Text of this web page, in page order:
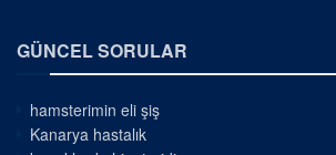
GÜNCEL SORULAR
hamsterimin eli şiş
Kanarya hastalık